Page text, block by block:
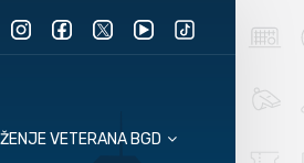
VETERANA BGD